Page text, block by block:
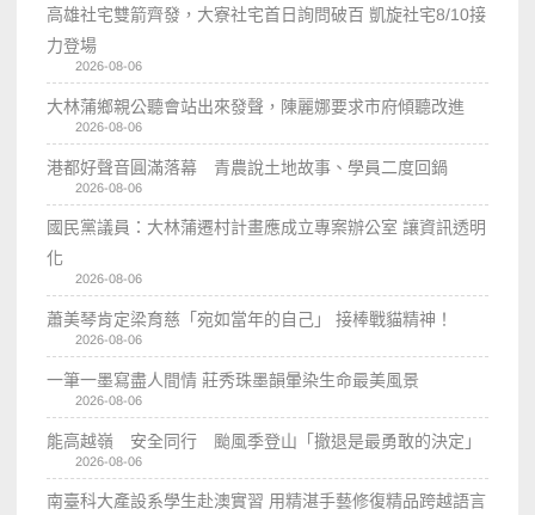
高雄社宅雙箭齊發，大寮社宅首日詢問破百 凱旋社宅8/10接
力登場
2026-08-06
大林蒲鄉親公聽會站出來發聲，陳麗娜要求市府傾聽改進
2026-08-06
港都好聲音圓滿落幕 青農說土地故事、學員二度回鍋
2026-08-06
國民黨議員：大林蒲遷村計畫應成立專案辦公室 讓資訊透明
化
2026-08-06
蕭美琴肯定梁育慈「宛如當年的自己」 接棒戰貓精神！
2026-08-06
一筆一墨寫盡人間情 莊秀珠墨韻暈染生命最美風景
2026-08-06
能高越嶺 安全同行 颱風季登山「撤退是最勇敢的決定」
2026-08-06
南臺科大產設系學生赴澳實習 用精湛手藝修復精品跨越語言